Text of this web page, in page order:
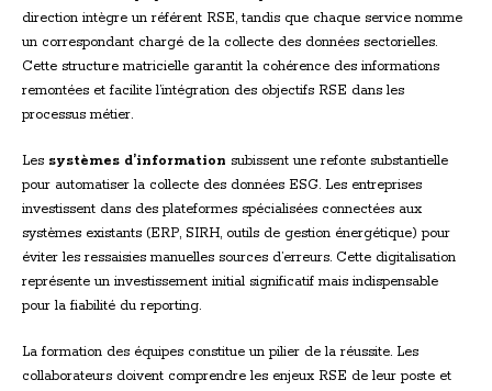
direction intègre un référent RSE, tandis que chaque service nomme
un correspondant chargé de la collecte des données sectorielles.
Cette structure matricielle garantit la cohérence des informations
remontées et facilite l’intégration des objectifs RSE dans les
processus métier.
Les systèmes d’information subissent une refonte substantielle
pour automatiser la collecte des données ESG. Les entreprises
investissent dans des plateformes spécialisées connectées aux
systèmes existants (ERP, SIRH, outils de gestion énergétique) pour
éviter les ressaisies manuelles sources d’erreurs. Cette digitalisation
représente un investissement initial significatif mais indispensable
pour la fiabilité du reporting.
La formation des équipes constitue un pilier de la réussite. Les
collaborateurs doivent comprendre les enjeux RSE de leur poste et